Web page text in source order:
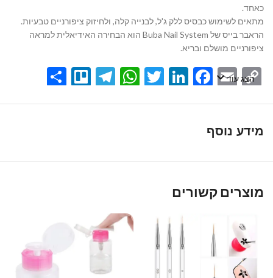
כאחד.
מתאים לשימוש כבסיס ללק ג'ל, לבנייה קלה, ולחיזוק ציפורניים טבעיות.
הראבר בייס של Buba Nail System הוא הבחירה האידיאלית למראה
ציפורניים מושלם ובריא.
Copy
Email
Facebook
LinkedIn
Twitter
WhatsApp
Telegram
Trello הצג עוד
מידע נוסף
מוצרים קשורים